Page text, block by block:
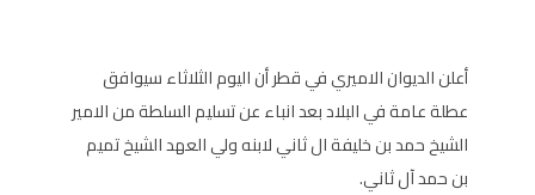
أعلن الديوان الاميري في قطر أن اليوم الثلاثاء سيوافق
عطلة عامة في البلاد بعد انباء عن تسليم السلطة من الامير
الشيخ حمد بن خليفة ال ثاني لابنه ولي العهد الشيخ تميم
بن حمد آل ثاني.